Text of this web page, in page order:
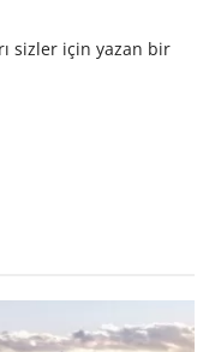
sizler için yazan bir